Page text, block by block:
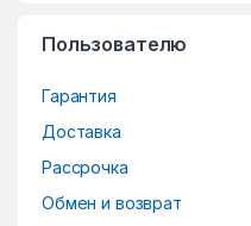
Пользователю
Гарантия
Доставка
Рассрочка
Обмен и возврат